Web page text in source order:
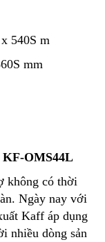
540S m
mm
KF-OMS44L
không có thời
Ngày nay với
Kaff áp dụng
nhiều dòng sản